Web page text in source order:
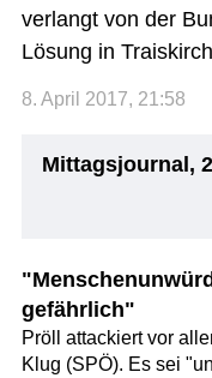
verlangt von der
Lösung in
8. April 2017, 21:58
Mittagsjournal,
gefährlich"
Pröll attackiert vor
Klug (SPÖ). Es sei